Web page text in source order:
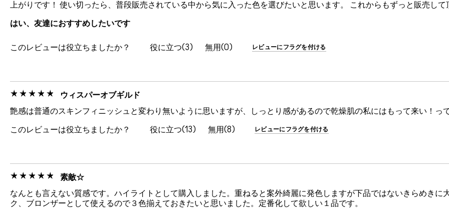
上がりです！ 使い切ったら、普段販売されている中から気に入った色を選びたいと思います。 これからもずっと販売し
はい、友達におすすめしたいです
このレビューは役立ちましたか？ 3 0 レビューにフラグを付ける
ウィスパーオブギルド
艶感は普通のスキンフィニッシュと変わり無いように思いますが、しっとり感があるので乾燥肌の私にはもって来い！っ
このレビューは役立ちましたか？ 13 8 レビューにフラグを付ける
素敵☆
なんとも言えない質感です。ハイライトとして購入しました。重ねると案外綺麗に発色しますが下品ではないきらめきに
ク、ブロンザーとして使えるので３色揃えておきたいと思いました。定番化して欲しい１品です。